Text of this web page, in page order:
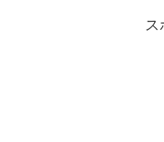
ス